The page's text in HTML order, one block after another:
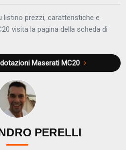
listino prezzi, caratteristiche e
visita la pagina della scheda di
Maserati MC20
PERELLI